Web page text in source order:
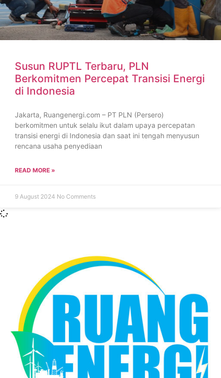
Susun RUPTL Terbaru, PLN
Berkomitmen Percepat Transisi Energi
di Indonesia
Jakarta, Ruangenergi.com – PT PLN (Persero)
berkomitmen untuk selalu ikut dalam upaya percepatan
transisi energi di Indonesia dan saat ini tengah menyusun
rencana usaha penyediaan
READ MORE »
9 August 2024 No Comments